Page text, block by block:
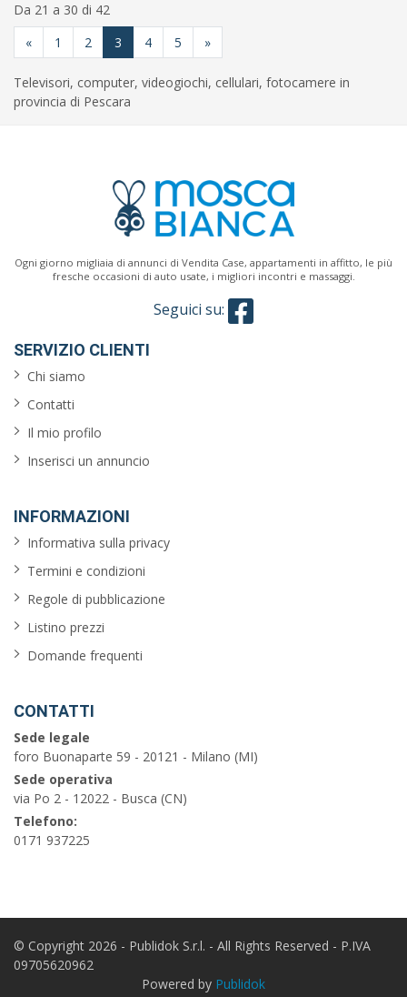
Da 21 a 30 di 42
«
1 2 3 4 5 »
Televisori, computer, videogiochi, cellulari, fotocamere in
provincia di Pescara
Ogni giorno migliaia di annunci di Vendita Case, appartamenti in affitto, le più
fresche occasioni di auto usate, i migliori incontri e massaggi.
Seguici su:
SERVIZIO CLIENTI
Chi siamo
Contatti
Il mio profilo
Inserisci un annuncio
INFORMAZIONI
Informativa sulla privacy
Termini e condizioni
Regole di pubblicazione
Listino prezzi
Domande frequenti
CONTATTI
Sede legale
foro Buonaparte 59 - 20121 - Milano (MI)
Sede operativa
via Po 2 - 12022 - Busca (CN)
Telefono:
0171 937225
© Copyright 2026 - Publidok S.r.l. - All Rights Reserved - P.IVA
09705620962
Powered by Publidok